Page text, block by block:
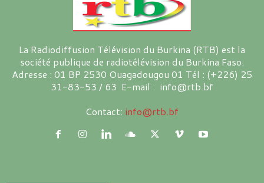
La Radiodiffusion Télévision du Burkina (RTB) est la
société publique de radiotélévision du Burkina Faso.
Adresse : 01 BP 2530 Ouagadougou 01 Tél : (+226) 25
31-83-53 / 63 E-mail : info@rtb.bf
Contact: info@rtb.bf